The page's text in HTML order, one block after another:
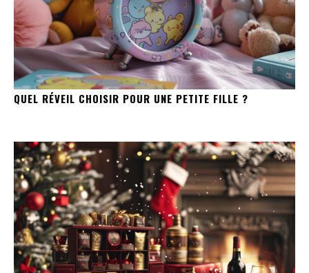
QUEL RÉVEIL CHOISIR POUR UNE PETITE FILLE ?